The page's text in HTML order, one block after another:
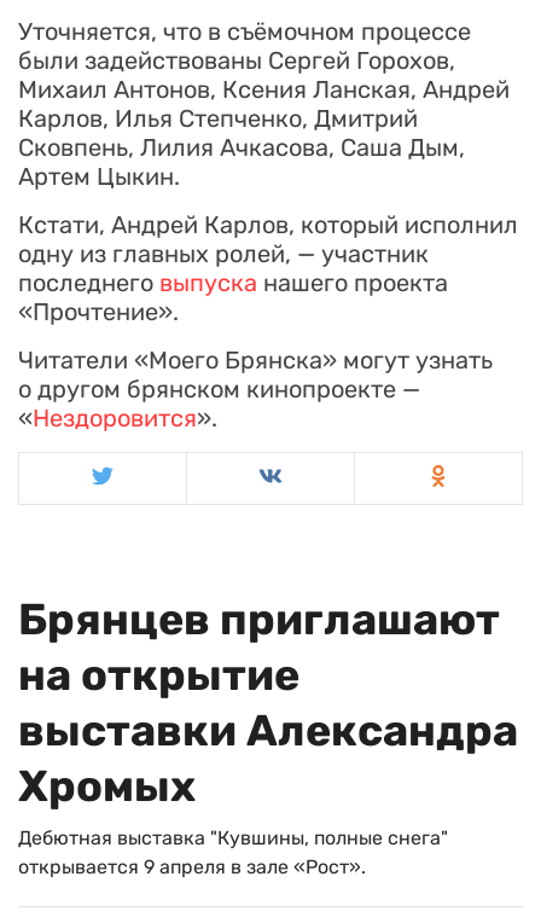
Уточняется, что в съёмочном процессе
были задействованы Сергей Горохов,
Михаил Антонов, Ксения Ланская, Андрей
Карлов, Илья Степченко, Дмитрий
Сковпень, Лилия Ачкасова, Саша Дым,
Артем Цыкин.
Кстати, Андрей Карлов, который исполнил
одну из главных ролей, — участник
последнего выпуска нашего проекта
«Прочтение».
Читатели «Моего Брянска» могут узнать
о другом брянском кинопроекте —
«Нездоровится».
Брянцев приглашают
на открытие
выставки Александра
Хромых
Дебютная выставка "Кувшины, полные снега"
открывается 9 апреля в зале «Рост».